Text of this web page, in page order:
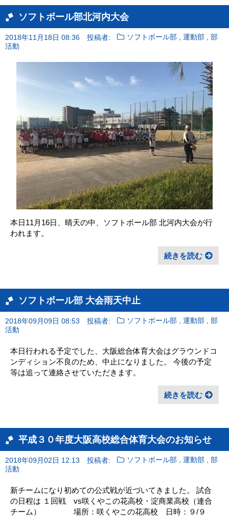
ソフトボール部北河内大会
2018年11月18日 08:36 投稿者: ソフトボール部 ,運動部 ,部
活動
本日11月16日、晴天の中、ソフトボール部 北河内大会が行
われます。
続きを読む
ソフトボール部 大会雨天中止
2018年09月09日 08:53 投稿者: ソフトボール部 ,運動部 ,部
活動
本日行われる予定でした、大阪総合体育大会はグラウンドコ
ンディション不良のため、中止になりました。 今後の予定
等は追って連絡させていただきます。
続きを読む
平成３０年度大阪高校総合体育大会のお知らせ
2018年09月02日 12:13 投稿者: ソフトボール部 ,運動部 ,部
活動
新チームになり初めての公式戦が近づいてきました。 試合
の日程は １回戦 vs咲くやこの花高校・淀商業高校（連合
チーム） 場所：咲くやこの花高校 日時：９/９